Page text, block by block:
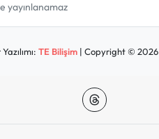
yayınlanamaz
TE Bilişim | Copyright © 2026